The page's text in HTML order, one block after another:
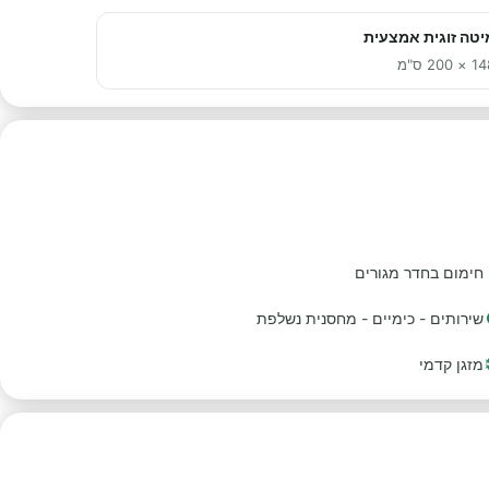
זוגית אמצעית
200 ס"מ
חימום בחדר מגורים
שירותים - כימיים - מחסנית נשלפת
מזגן קדמי